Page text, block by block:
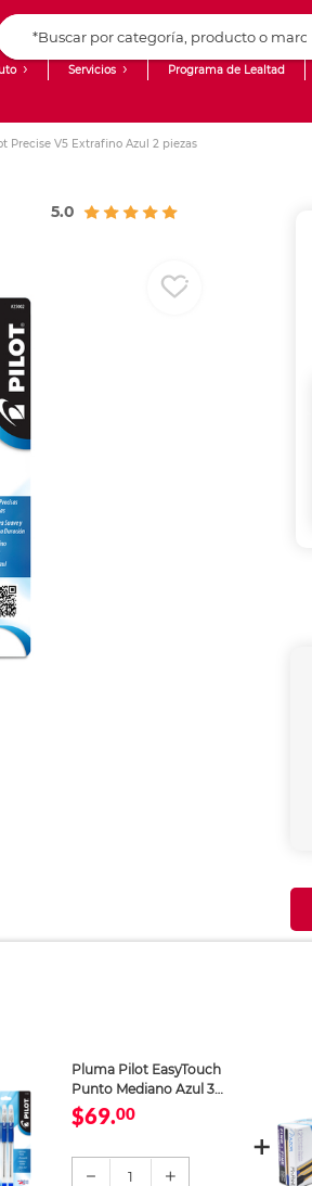
Servicios
Blog
Programa de Lealtad
Precise V5 Extrafino Azul 2 piezas
5.0
Pluma Pilot EasyTouch
Punto Mediano Azul 3
piezas
$69.00
1